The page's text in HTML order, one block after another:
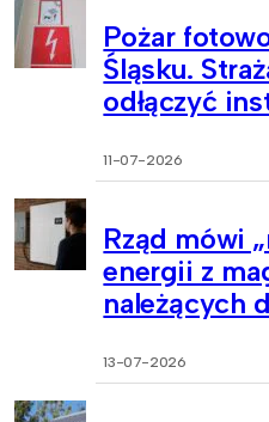
Pożar
Śląsku.
odłączyć
11-07-2026
Rząd mówi
energii z
należących
13-07-2026